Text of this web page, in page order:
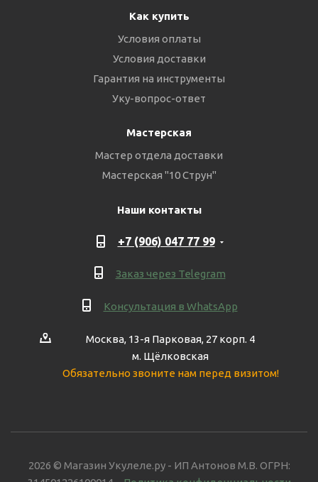
Как купить
Условия оплаты
Условия доставки
Гарантия на инструменты
Уку-вопрос-ответ
Мастерская
Мастер отдела доставки
Мастерская "10 Струн"
Наши контакты
+7 (906) 047 77 99
Заказ через Telegram
Консультация в WhatsApp
Москва, 13-я Парковая, 27 корп. 4
м. Щёлковская
Обязательно звоните нам перед визитом!
2026 © Магазин Укулеле.ру - ИП Антонов М.В. ОГРН: